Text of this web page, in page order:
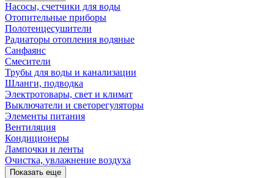
Насосы, счетчики для воды
Отопительные приборы
Полотенцесушители
Радиаторы отопления водяные
Санфаянс
Смесители
Трубы для воды и канализации
Шланги, подводка
Электротовары, свет и климат
Выключатели и светорегуляторы
Элементы питания
Вентиляция
Кондиционеры
Лампочки и ленты
Очистка, увлажнение воздуха
Показать еще